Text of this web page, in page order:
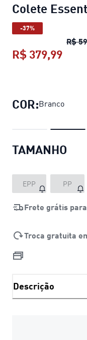
Colete
-37%
R$
R$ 379,99
COR:Branco
TAMANHO
EPP PP
Frete grátis
Troca gratuita
Descrição